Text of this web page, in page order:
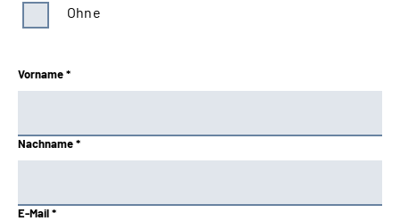
Ohne
Vorname *
Nachname *
E-Mail *